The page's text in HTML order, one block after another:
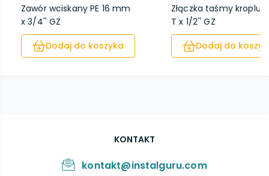
Zawór wciskany PE 16 mm
x 3/4'' GZ
Dodaj do koszyka
Złączka taśmy
T x 1/2'' GZ
Dodaj do
KONTAKT
kontakt@instalguru.com